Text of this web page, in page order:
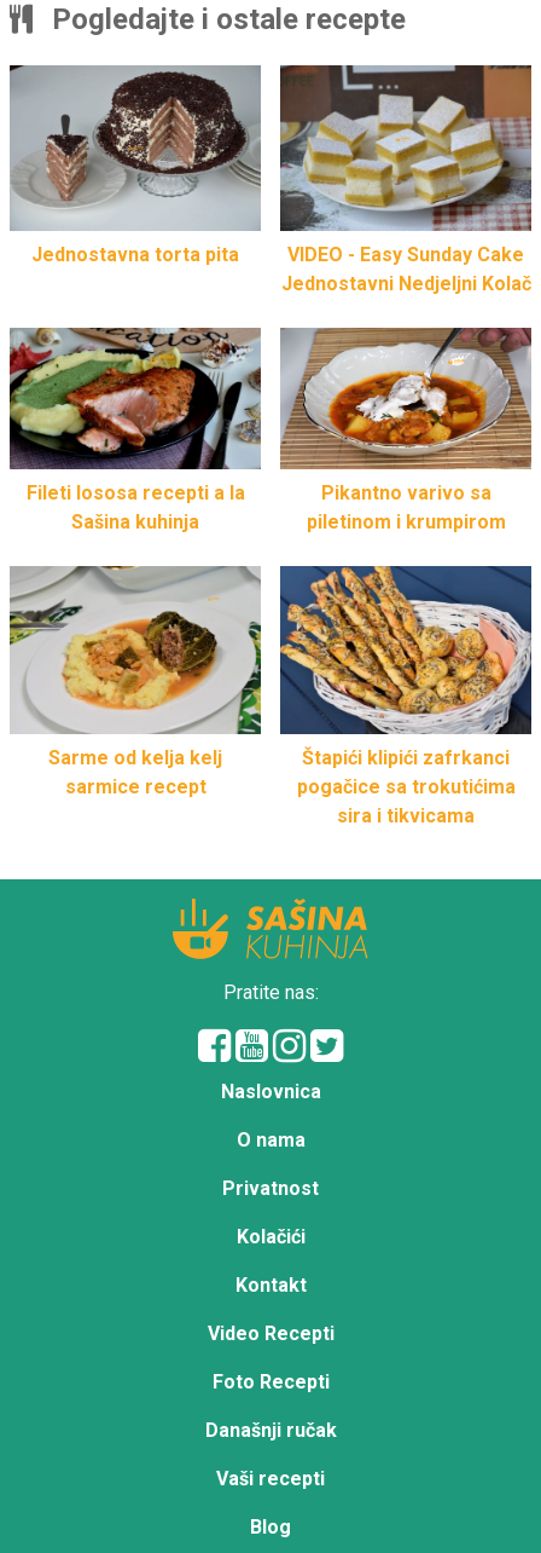
Pogledajte i ostale recepte
Jednostavna torta pita
VIDEO - Easy Sunday Cake
Jednostavni Nedjeljni Kolač
Fileti lososa recepti a la
Sašina kuhinja
Pikantno varivo sa
piletinom i krumpirom
Sarme od kelja kelj
sarmice recept
Štapići klipići zafrkanci
pogačice sa trokutićima
sira i tikvicama
Pratite nas:
Naslovnica
O nama
Privatnost
Kolačići
Kontakt
Video Recepti
Foto Recepti
Današnji ručak
Vaši recepti
Blog